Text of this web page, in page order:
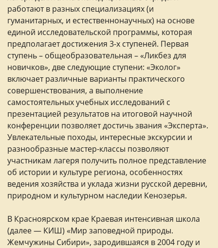
работают в разных специализациях (и
гуманитарных, и естественнонаучных) на основе
единой исследовательской программы, которая
предполагает достижения 3-х ступеней. Первая
ступень – общеобразовательная – «Ликбез для
новичков», две следующие ступени: «Эколог»
включает различные варианты практического
совершенствования, а выполнение
самостоятельных учебных исследований с
презентацией результатов на итоговой научной
конференции позволяет достичь звания «Эксперта».
Увлекательные походы, интересные экскурсии и
разнообразные мастер-классы позволяют
участникам лагеря получить полное представление
об истории и культуре региона, особенностях
ведения хозяйства и уклада жизни русской деревни,
природном и культурном наследии Кенозерья.
В Красноярском крае Краевая интенсивная школа
(далее — КИШ) «Мир заповедной природы.
Жемчужины Сибири», зародившаяся в 2004 году и